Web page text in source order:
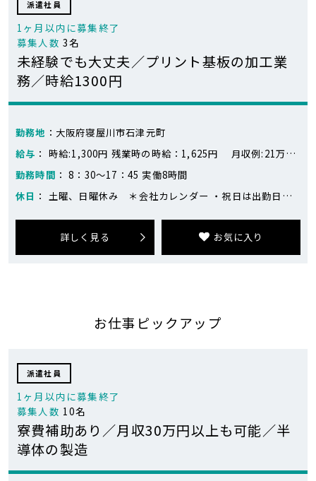
派遣社員
1ヶ月以内に募集終了
募集人数 3名
未経験でも大丈夫／プリント基板の加工業
務／時給1300円
勤務地 ：大阪府寝屋川市石津元町
給与 ： 時給:1,300円 残業時の時給：1,625円 月収例:21万円～23万円 ※218,400円～283,400円（21日勤務、残業なし～残業10時間の場合） 時給1300円×8時間×21日＝218,400円 残業10時間＝16,250円 ※目安です。
勤務時間 ： 8：30～17：45 実働8時間
休日 ： 土曜、日曜休み ＊会社カレンダー ・祝日は出勤日あり ・繁忙期は土日出勤がありますが、平日に代休を取ることが出来ます
詳しく見る お気に入り
お仕事ピックアップ
派遣社員
1ヶ月以内に募集終了
募集人数 10名
寮費補助あり／月収30万円以上も可能／半
導体の製造